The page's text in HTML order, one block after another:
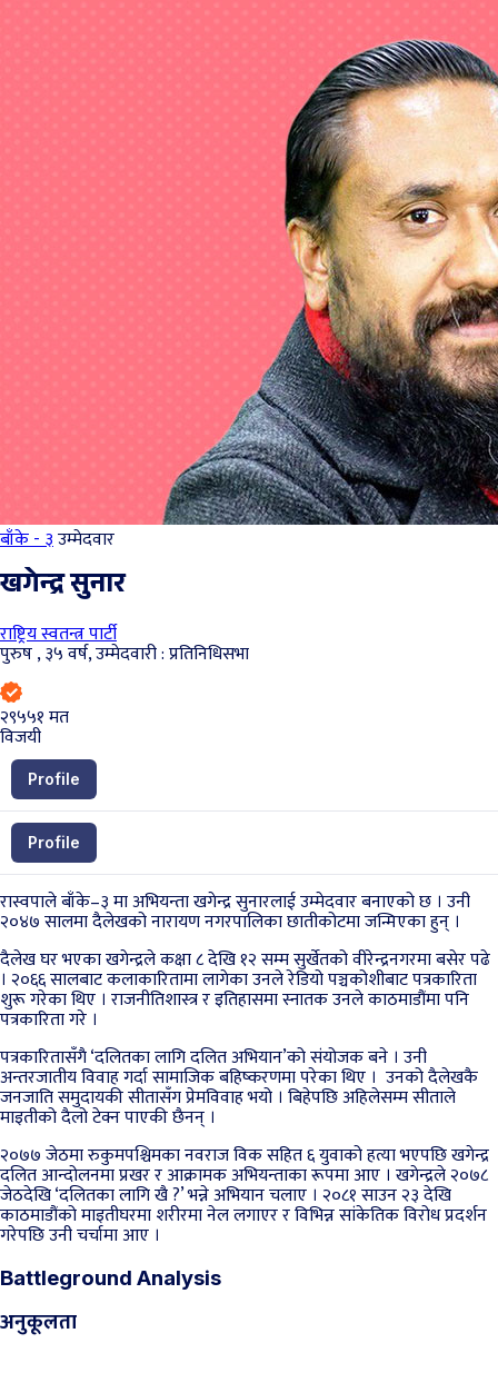
बाँके - ३उम्मेदवार
खगेन्द्र सुनार
राष्ट्रिय स्वतन्त्र पार्टी
पुरुष , ३५ वर्ष, उम्मेदवारी : प्रतिनिधिसभा
२९५५१मत
विजयी
Profile
Profile
रास्वपाले बाँके–३ मा अभियन्ता खगेन्द्र सुनारलाई उम्मेदवार बनाएको छ । उनी
२०४७ सालमा दैलेखको नारायण नगरपालिका छातीकोटमा जन्मिएका हुन् ।
दैलेख घर भएका खगेन्द्रले कक्षा ८ देखि १२ सम्म सुर्खेतको वीरेन्द्रनगरमा बसेर पढे
। २०६६ सालबाट कलाकारितामा लागेका उनले रेडियो पञ्चकोशीबाट पत्रकारिता
शुरू गरेका थिए । राजनीतिशास्त्र र इतिहासमा स्नातक उनले काठमाडौंमा पनि
पत्रकारिता गरे ।
पत्रकारितासँगै ‘दलितका लागि दलित अभियान’को संयोजक बने । उनी
अन्तरजातीय विवाह गर्दा सामाजिक बहिष्करणमा परेका थिए । उनको दैलेखकै
जनजाति समुदायकी सीतासँग प्रेमविवाह भयो । बिहेपछि अहिलेसम्म सीताले
माइतीको दैलो टेक्न पाएकी छैनन् ।
२०७७ जेठमा रुकुमपश्चिमका नवराज विक सहित ६ युवाको हत्या भएपछि खगेन्द्र
दलित आन्दोलनमा प्रखर र आक्रामक अभियन्ताका रूपमा आए । खगेन्द्रले २०७८
जेठदेखि ‘दलितका लागि खै ?’ भन्ने अभियान चलाए । २०८१ साउन २३ देखि
काठमाडौंको माइतीघरमा शरीरमा नेल लगाएर र विभिन्न सांकेतिक विरोध प्रदर्शन
गरेपछि उनी चर्चामा आए ।
Battleground Analysis
अनुकूलता